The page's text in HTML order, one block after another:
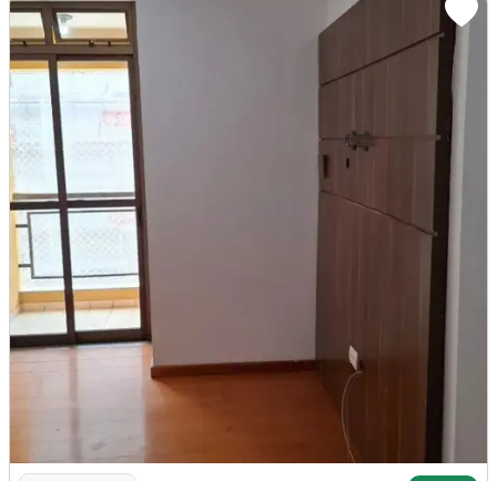
Imagem: Excelente Apartamento na Qi 23, Guará Ii